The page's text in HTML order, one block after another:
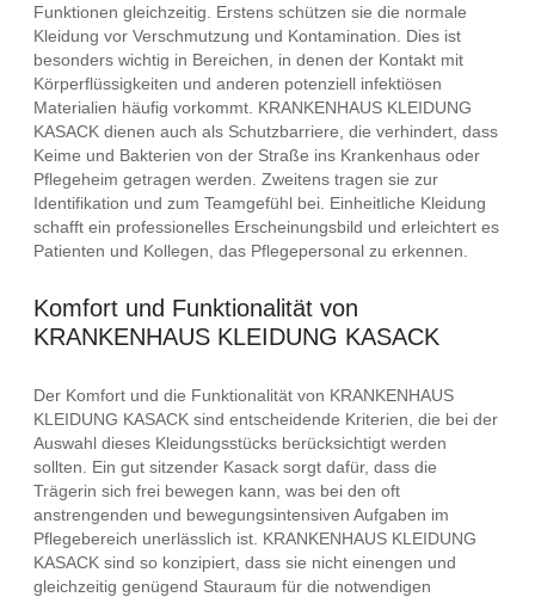
Funktionen gleichzeitig. Erstens schützen sie die normale
Kleidung vor Verschmutzung und Kontamination. Dies ist
besonders wichtig in Bereichen, in denen der Kontakt mit
Körperflüssigkeiten und anderen potenziell infektiösen
Materialien häufig vorkommt. KRANKENHAUS KLEIDUNG
KASACK dienen auch als Schutzbarriere, die verhindert, dass
Keime und Bakterien von der Straße ins Krankenhaus oder
Pflegeheim getragen werden. Zweitens tragen sie zur
Identifikation und zum Teamgefühl bei. Einheitliche Kleidung
schafft ein professionelles Erscheinungsbild und erleichtert es
Patienten und Kollegen, das Pflegepersonal zu erkennen.
Komfort und Funktionalität von
KRANKENHAUS KLEIDUNG KASACK
Der Komfort und die Funktionalität von KRANKENHAUS
KLEIDUNG KASACK sind entscheidende Kriterien, die bei der
Auswahl dieses Kleidungsstücks berücksichtigt werden
sollten. Ein gut sitzender Kasack sorgt dafür, dass die
Trägerin sich frei bewegen kann, was bei den oft
anstrengenden und bewegungsintensiven Aufgaben im
Pflegebereich unerlässlich ist. KRANKENHAUS KLEIDUNG
KASACK sind so konzipiert, dass sie nicht einengen und
gleichzeitig genügend Stauraum für die notwendigen